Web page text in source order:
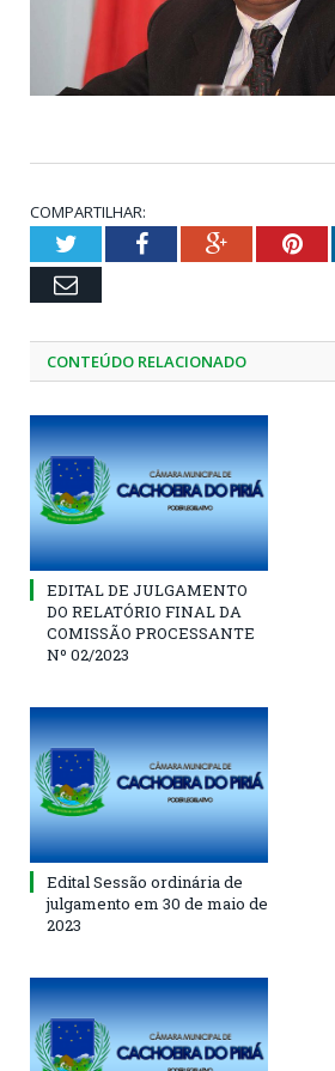
COMPARTILHAR:
TwitterFacebookGoogle+
Email
CONTEÚDO RELACIONADO
EDITAL DE JULGAMENTO
DO RELATÓRIO FINAL DA
COMISSÃO PROCESSANTE
Nº 02/2023
Edital Sessão ordinária de
julgamento em 30 de maio de
2023